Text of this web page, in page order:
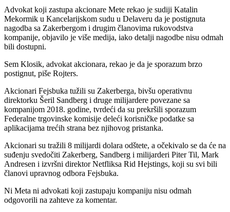
Advokat koji zastupa akcionare Mete rekao je sudiji Katalin
Mekormik u Kancelarijskom sudu u Delaveru da je postignuta
nagodba sa Zakerbergom i drugim članovima rukovodstva
kompanije, objavilo je više medija, iako detalji nagodbe nisu odmah
bili dostupni.
Sem Klosik, advokat akcionara, rekao je da je sporazum brzo
postignut, piše Rojters.
Akcionari Fejsbuka tužili su Zakerberga, bivšu operativnu
direktorku Šeril Sandberg i druge milijardere povezane sa
kompanijom 2018. godine, tvrdeći da su prekršili sporazum
Federalne trgovinske komisije deleći korisničke podatke sa
aplikacijama trećih strana bez njihovog pristanka.
Akcionari su tražili 8 milijardi dolara odštete, a očekivalo se da će na
suđenju svedočiti Zakerberg, Sandberg i milijarderi Piter Til, Mark
Andresen i izvršni direktor Netfliksa Rid Hejstings, koji su svi bili
članovi upravnog odbora Fejsbuka.
Ni Meta ni advokati koji zastupaju kompaniju nisu odmah
odgovorili na zahteve za komentar.